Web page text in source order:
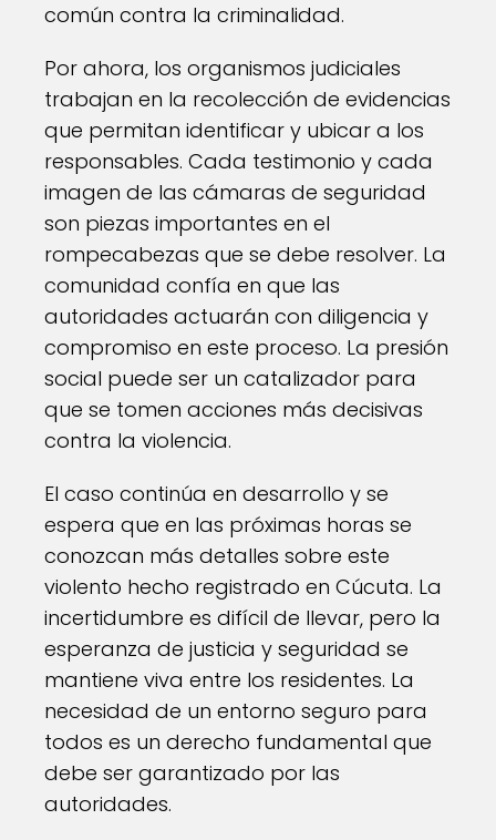
común contra la criminalidad.
Por ahora, los organismos judiciales
trabajan en la recolección de evidencias
que permitan identificar y ubicar a los
responsables. Cada testimonio y cada
imagen de las cámaras de seguridad
son piezas importantes en el
rompecabezas que se debe resolver. La
comunidad confía en que las
autoridades actuarán con diligencia y
compromiso en este proceso. La presión
social puede ser un catalizador para
que se tomen acciones más decisivas
contra la violencia.
El caso continúa en desarrollo y se
espera que en las próximas horas se
conozcan más detalles sobre este
violento hecho registrado en Cúcuta. La
incertidumbre es difícil de llevar, pero la
esperanza de justicia y seguridad se
mantiene viva entre los residentes. La
necesidad de un entorno seguro para
todos es un derecho fundamental que
debe ser garantizado por las
autoridades.